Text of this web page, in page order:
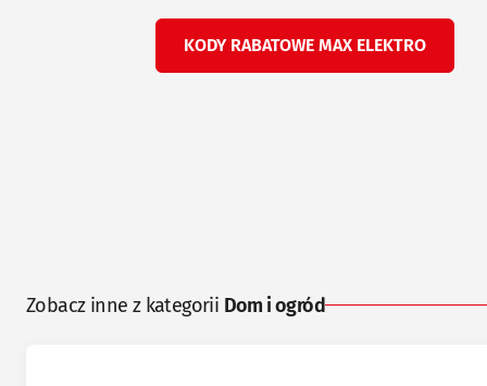
KODY RABATOWE MAX ELEKTRO
Zobacz inne z kategorii Dom i ogród